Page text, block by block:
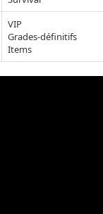
VIP
Grades-définitifs
Items